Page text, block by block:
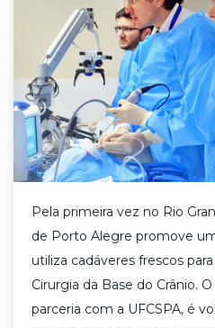
Pela primeira vez no Rio
de Porto Alegre promove
utiliza cadáveres frescos
Cirurgia da Base do Crânio.
parceria com a UFCSPA, é